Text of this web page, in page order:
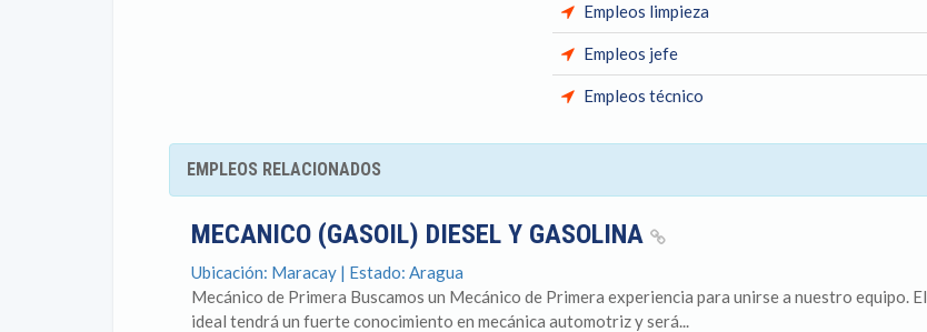
Empleos limpieza
Empleos jefe
Empleos técnico
EMPLEOS RELACIONADOS
MECANICO (GASOIL) DIESEL Y GASOLINA
Ubicación: Maracay | Estado: Aragua
Mecánico de Primera Buscamos un Mecánico de Primera experiencia para unirse a nuestro equipo. El
ideal tendrá un fuerte conocimiento en mecánica automotriz y será...